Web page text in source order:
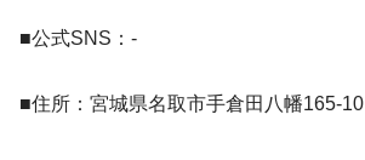
■公式SNS：-
■住所：宮城県名取市手倉田八幡165-10